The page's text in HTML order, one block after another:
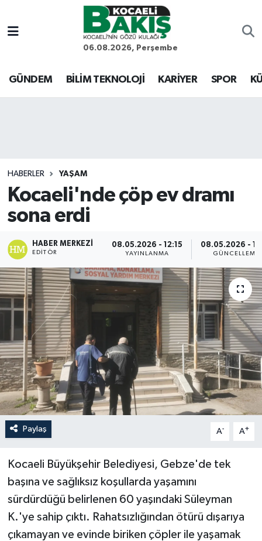
06.08.2026, Perşembe
GÜNDEM BİLİM TEKNOLOJİ KARİYER SPOR
HABERLER YAŞAM
Kocaeli'nde çöp ev dramı
sona erdi
HABER MERKEZI
EDITÖR
08.05.2026 - 12:15
YAYINLANMA
08.05.2026 -
GÜNCELLEME
Paylaş A- A+
Kocaeli Büyükşehir Belediyesi, Gebze'de tek
başına ve sağlıksız koşullarda yaşamını
sürdürdüğü belirlenen 60 yaşındaki Süleyman
K.'ye sahip çıktı. Rahatsızlığından ötürü dışarıya
çıkamayan ve evinde biriken çöpler ile yaşamak
Kocaeli Nöbetçi Eczaneler
Kocaeli Hava Durumu
Son Dakika Haberleri
Haber Arşivi